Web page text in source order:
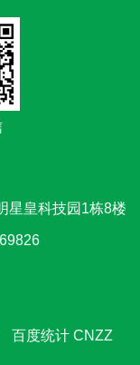
星皇科技园1栋8楼
百度统计 CNZZ